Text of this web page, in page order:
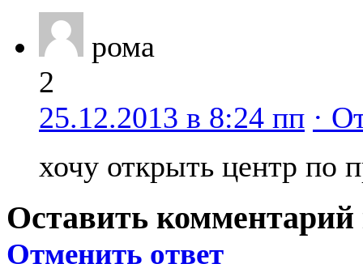
рома
2
25.12.2013 в 8:24 пп ·
хочу открыть центр по
Оставить
Отменить ответ